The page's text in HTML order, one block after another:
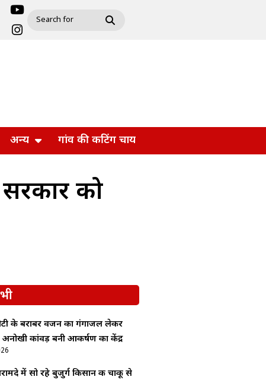
अन्य गांव की कटिंग चाय
को
के बराबर वजन का गंगाजल लेकर
अनोखी कांवड़ बनी आकर्षण का केंद्र
में सो रहे बुजुर्ग किसान की चाकू से